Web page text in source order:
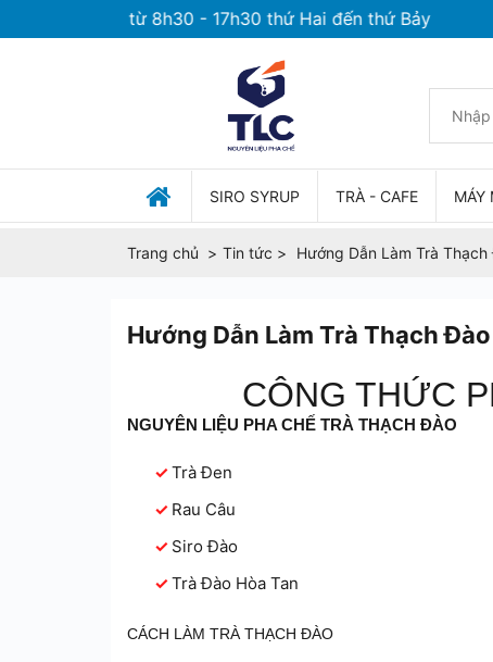
việc từ 8h30 - 17h30 thứ Hai đến thứ Bảy
SIRO SYRUP TRÀ - CAFE MÁY
Trang chủ Tin tức Hướng Dẫn Làm Trà
Hướng Dẫn Làm Trà Thạch
CÔNG THỨC
NGUYÊN LIỆU PHA CHẾ TRÀ THẠCH ĐÀO
Trà Đen
Rau Câu
Siro Đào
Trà Đào Hòa Tan
CÁCH LÀM TRÀ THẠCH ĐÀO